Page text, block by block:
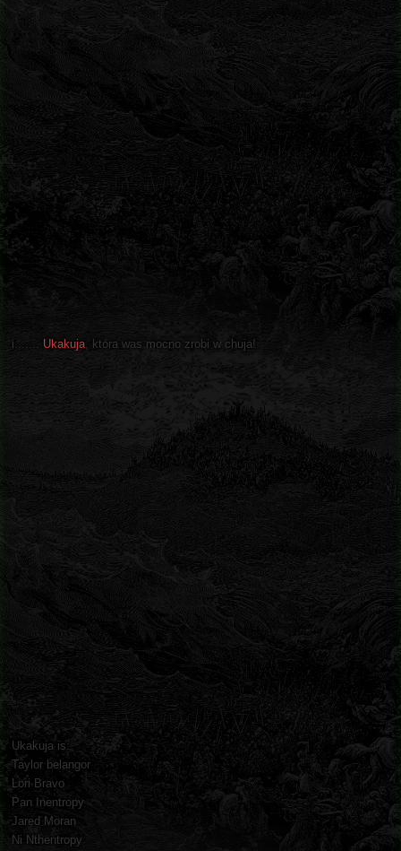
i....... Ukakuja, która was mocno zrobi w chuja!
Ukakuja is:
Taylor belangor
Lori Bravo
Pan Inentropy
Jared Moran
Ni Nthentropy